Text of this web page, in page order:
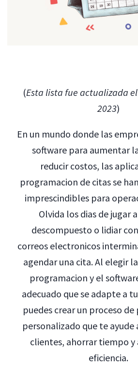
(Esta lista fue actualizada
2023)
En un mundo donde las
software para aumentar
reducir costos, las
programacion de citas se
imprescindibles para
Olvida los dias de jugar
descompuesto o lidiar
correos electronicos
agendar una cita. Al elegir
programacion y el
adecuado que se adapte a
puedes crear un proceso
personalizado que te ayude
clientes, ahorrar tiempo
eficiencia.